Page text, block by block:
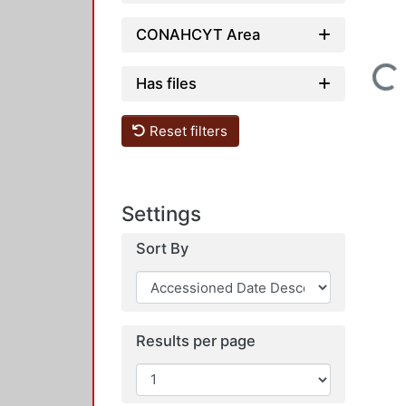
CONAHCYT Area
Has files
Reset filters
Settings
Sort By
Results per page
Loading...